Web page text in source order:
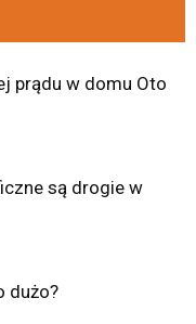
prądu w domu Oto
są drogie w
dużo?